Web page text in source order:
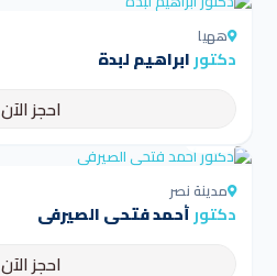
ههيا
دكتورابراهيم لبدة
احجز الآن
مدينة نصر
دكتورأحمد فتحى الصيرفى
احجز الآن